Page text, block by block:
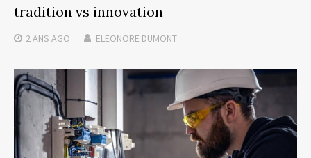
tradition vs innovation
2 ANS AGO ELEONORE DUMONT